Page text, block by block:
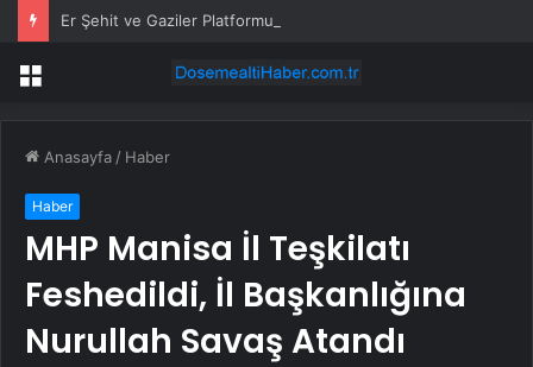
Menü
Anasayfa / Haber
Haber
MHP Manisa İl Teşkilatı
Feshedildi, İl Başkanlığına
Nurullah Savaş Atandı